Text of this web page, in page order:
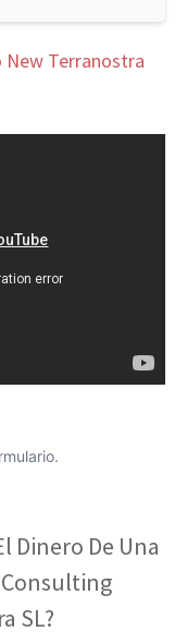
New Terranostra
Dinero De Una
SL?